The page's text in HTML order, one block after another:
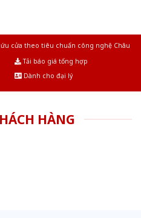
cửa theo tiêu chuẩn công nghệ Châu
Tải báo giá tổng hợp
Dành cho đại lý
HÀNG